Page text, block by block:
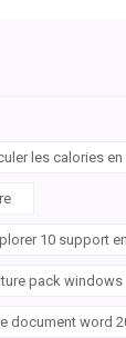
les calories en
10 support
pack windows
document word